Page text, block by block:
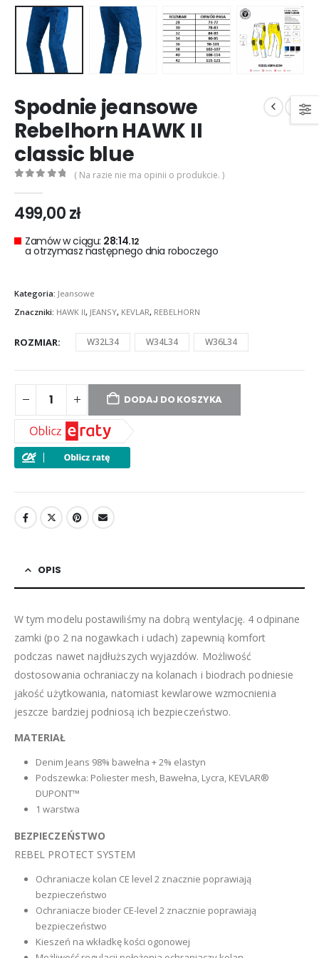
Spodnie jeansowe
Rebelhorn HAWK II
classic blue
( Na razie nie ma opinii o produkcie. )
499,00zł
Zamów w ciągu: 28:14.12
a otrzymasz następnego dnia roboczego
Kategoria: Jeansowe
Znaczniki: HAWK II, JEANSY, KEVLAR, REBELHORN
ROZMIAR W32L34 W34L34 W36L34
DODAJ DO KOSZYKA
OPIS
W tym modelu postawiliśmy na dobrą wentylację. 4 odpinane
zamki (po 2 na nogawkach i udach) zapewnią komfort
podczas nawet najdłuższych wyjazdów. Możliwość
dostosowania ochraniaczy na kolanach i biodrach podniesie
jakość użytkowania, natomiast kewlarowe wzmocnienia
jeszcze bardziej podniosą ich bezpieczeństwo.
MATERIAŁ
Denim Jeans 98% bawełna + 2% elastyn
Podszewka: Poliester mesh, Bawełna, Lycra, KEVLAR®
DUPONT™
1 warstwa
BEZPIECZEŃSTWO
REBEL PROTECT SYSTEM
Ochraniacze kolan CE level 2 znacznie poprawiają
bezpieczeństwo
Ochraniacze bioder CE-level 2 znacznie poprawiają
bezpieczeństwo
Kieszeń na wkładkę kości ogonowej